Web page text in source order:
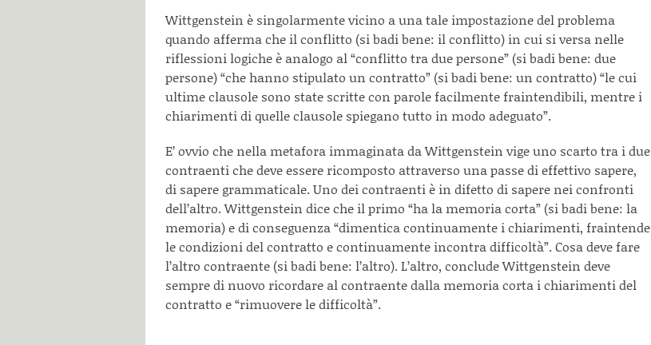
Wittgenstein è singolarmente vicino a una tale impostazione del problema
quando afferma che il conflitto (si badi bene: il conflitto) in cui si versa nelle
riflessioni logiche è analogo al “conflitto tra due persone” (si badi bene: due
persone) “che hanno stipulato un contratto” (si badi bene: un contratto) “le cui
ultime clausole sono state scritte con parole facilmente fraintendibili, mentre i
chiarimenti di quelle clausole spiegano tutto in modo adeguato”.
E’ ovvio che nella metafora immaginata da Wittgenstein vige uno scarto tra i due
contraenti che deve essere ricomposto attraverso una passe di effettivo sapere,
di sapere grammaticale. Uno dei contraenti è in difetto di sapere nei confronti
dell’altro. Wittgenstein dice che il primo “ha la memoria corta” (si badi bene: la
memoria) e di conseguenza “dimentica continuamente i chiarimenti, fraintende
le condizioni del contratto e continuamente incontra difficoltà”. Cosa deve fare
l’altro contraente (si badi bene: l’altro). L’altro, conclude Wittgenstein deve
sempre di nuovo ricordare al contraente dalla memoria corta i chiarimenti del
contratto e “rimuovere le difficoltà”.